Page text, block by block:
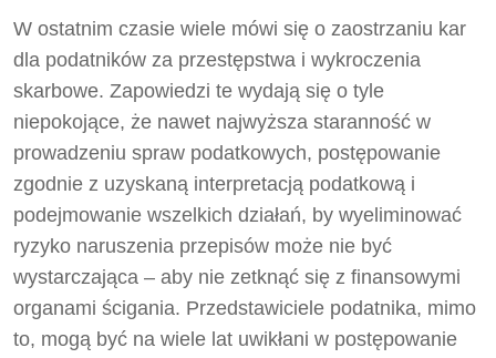
W ostatnim czasie wiele mówi się o zaostrzaniu kar
dla podatników za przestępstwa i wykroczenia
skarbowe. Zapowiedzi te wydają się o tyle
niepokojące, że nawet najwyższa staranność w
prowadzeniu spraw podatkowych, postępowanie
zgodnie z uzyskaną interpretacją podatkową i
podejmowanie wszelkich działań, by wyeliminować
ryzyko naruszenia przepisów może nie być
wystarczająca – aby nie zetknąć się z finansowymi
organami ścigania. Przedstawiciele podatnika, mimo
to, mogą być na wiele lat uwikłani w postępowanie